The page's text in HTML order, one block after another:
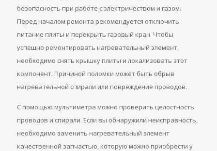
безопасность при работе с электричеством и газом.
Перед началом ремонта рекомендуется отключить
питание плиты и перекрыть газовый кран. Чтобы
успешно ремонтировать нагревательный элемент,
необходимо снять крышку плиты и локализовать этот
компонент. Причиной поломки может быть обрыв
нагревательной спирали или повреждение проводов.
С помощью мультиметра можно проверить целостность
проводов и спирали. Если вы обнаружили неисправность,
необходимо заменить нагревательный элемент
качественной запчастью, которую можно приобрести у